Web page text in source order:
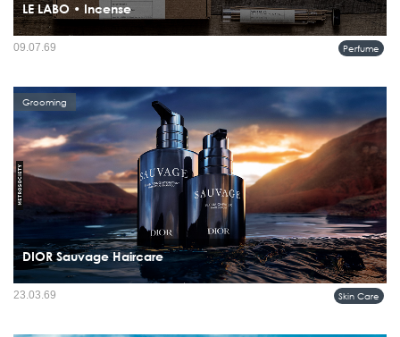
LE LABO • Incense
ธูปหอมชุดนี้ได้รับการรังสรรค์อย่างประณีตในเกียวโต โดยเวิร์กช็อปครอบครัวรุ่นที่ 12
ที่ยังคงสืบทอดศาสตร์ดั้งเดิมของญี่ปุ่น ทุกแท่งทำขึ้นด้วยมือโดยช่างฝีมือผู้ทุ่มเทต่อ
Perfume
09.07.69
DIOR Sauvage Haircare
Sauvage สะท้อนถึงพลังความเป็นชายที่เป็นอิสระและเป็นธรรมชาติอย่างแท้จริง ด้วย
จิตวิญญาณนี้ ไลน์ Sauvage Mencare จึงนำเสนอการดูแลผิวจากส่วนผสมจาก
Grooming
Skin Care
23.03.69